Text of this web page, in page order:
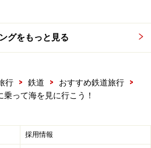
グをもっと見る
行 > 鉄道 > おすすめ鉄道旅行
>
って海を見に行こう！
採用情報